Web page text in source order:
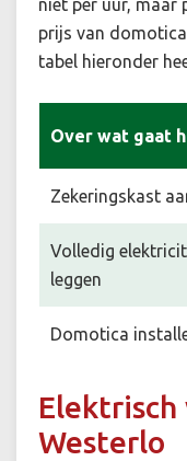
niet per uur, maar
prijs van
tabel hieronder
Over wat gaat
Zekeringskast
Volledig
leggen
Domotica
Westerlo